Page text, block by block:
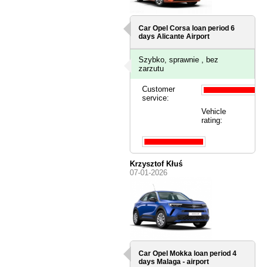
Car Opel Corsa loan period 6
daysAlicante Airport
Szybko, sprawnie , bez
zarzutu
Customer
service:
Vehicle
rating:
Krzysztof Kłuś
07-01-2026
Car Opel Mokka loan period 4
days Malaga - airport